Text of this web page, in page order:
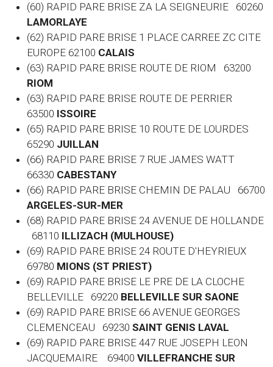
(60) RAPID PARE BRISE ZA LA SEIGNEURIE 60260
LAMORLAYE
(62) RAPID PARE BRISE 1 PLACE CARREE ZC CITE
EUROPE 62100 CALAIS
(63) RAPID PARE BRISE ROUTE DE RIOM 63200
RIOM
(63) RAPID PARE BRISE ROUTE DE PERRIER
63500 ISSOIRE
(65) RAPID PARE BRISE 10 ROUTE DE LOURDES
65290 JUILLAN
(66) RAPID PARE BRISE 7 RUE JAMES WATT
66330 CABESTANY
(66) RAPID PARE BRISE CHEMIN DE PALAU 66700
ARGELES-SUR-MER
(68) RAPID PARE BRISE 24 AVENUE DE HOLLANDE
68110 ILLIZACH (MULHOUSE)
(69) RAPID PARE BRISE 24 ROUTE D'HEYRIEUX
69780 MIONS (ST PRIEST)
(69) RAPID PARE BRISE LE PRE DE LA CLOCHE
BELLEVILLE 69220 BELLEVILLE SUR SAONE
(69) RAPID PARE BRISE 66 AVENUE GEORGES
CLEMENCEAU 69230 SAINT GENIS LAVAL
(69) RAPID PARE BRISE 447 RUE JOSEPH LEON
JACQUEMAIRE 69400 VILLEFRANCHE SUR